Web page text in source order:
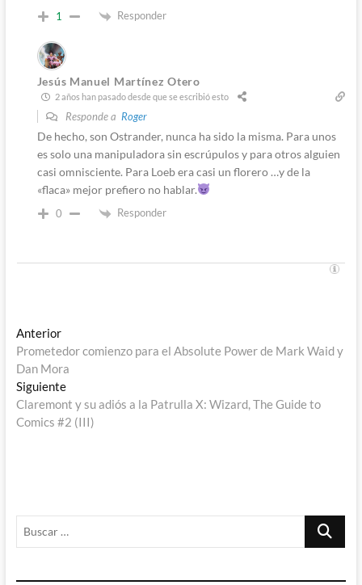
1 Responder
Jesús Manuel Martínez Otero
2 años han pasado desde que se escribió esto
Responde a Roger
De hecho, son Ostrander, nunca ha sido la misma. Para unos
es solo una manipuladora sin escrúpulos y para otros alguien
casi omnisciente. Para Loeb era casi un florero …y de la
«flaca» mejor prefiero no hablar.
0 Responder
Navegación
de
entradas
AnteriorEntrada
anterior:
Prometedor comienzo para el Absolute Power de Mark Waid y
Dan Mora
SiguienteEntrada
siguiente:
Claremont y su adiós a la Patrulla X: Wizard, The Guide to
Comics #2 (III)
Buscar